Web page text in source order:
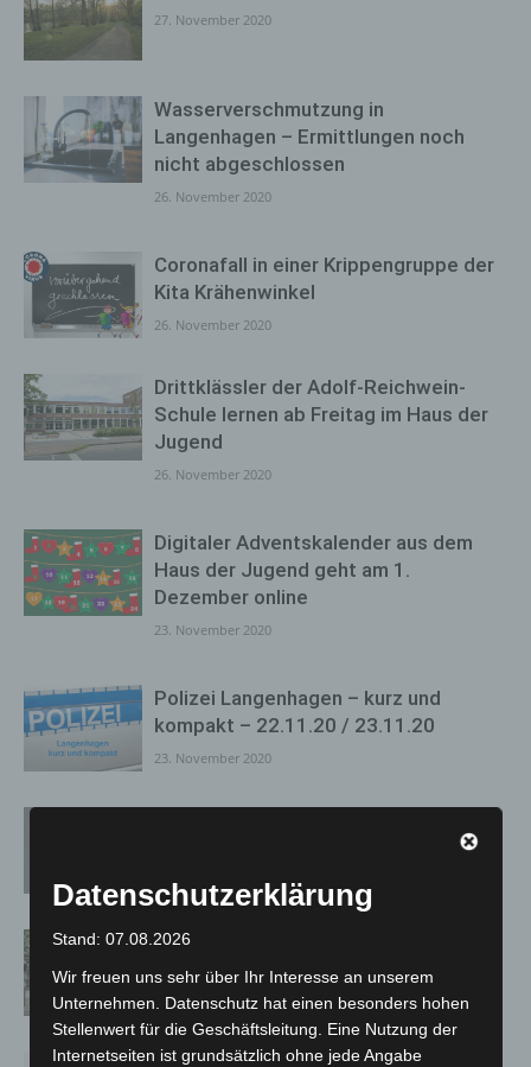
27. November 2020
Wasserverschmutzung in
Langenhagen – Ermittlungen noch
nicht abgeschlossen
26. November 2020
Coronafall in einer Krippengruppe der
Kita Krähenwinkel
26. November 2020
Drittklässler der Adolf-Reichwein-
Schule lernen ab Freitag im Haus der
Jugend
26. November 2020
Digitaler Adventskalender aus dem
Haus der Jugend geht am 1.
Dezember online
23. November 2020
Polizei Langenhagen – kurz und
kompakt – 22.11.20 / 23.11.20
23. November 2020
23. November 2020
An der Adolf-Reichwein-Schule
werden kurzfristig Fenster erneuert
20. November 2020
Datenschutzerklärung
Stand: 07.08.2026
Wir freuen uns sehr über Ihr Interesse an unserem
Unternehmen. Datenschutz hat einen besonders hohen
Stellenwert für die Geschäftsleitung. Eine Nutzung der
Internetseiten ist grundsätzlich ohne jede Angabe